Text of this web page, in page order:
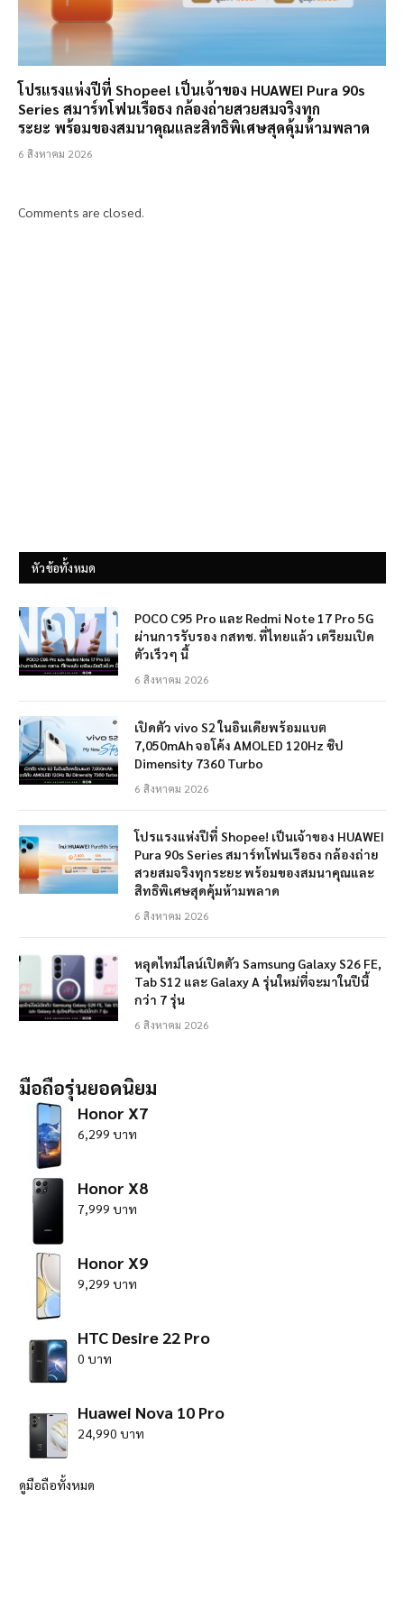
โปรแรงแห่งปีที่ Shopee! เป็นเจ้าของ HUAWEI Pura 90s
Series สมาร์ทโฟนเรือธง กล้องถ่ายสวยสมจริงทุก
ระยะ พร้อมของสมนาคุณและสิทธิพิเศษสุดคุ้มห้ามพลาด
6 สิงหาคม 2026
Comments are closed.
หัวข้อทั้งหมด
POCO C95 Pro และ Redmi Note 17 Pro 5G
ผ่านการรับรอง กสทช. ที่ไทยแล้ว เตรียมเปิด
ตัวเร็วๆ นี้
6 สิงหาคม 2026
เปิดตัว vivo S2 ในอินเดียพร้อมแบต
7,050mAh จอโค้ง AMOLED 120Hz ชิป
Dimensity 7360 Turbo
6 สิงหาคม 2026
โปรแรงแห่งปีที่ Shopee! เป็นเจ้าของ HUAWEI
Pura 90s Series สมาร์ทโฟนเรือธง กล้องถ่าย
สวยสมจริงทุกระยะ พร้อมของสมนาคุณและ
สิทธิพิเศษสุดคุ้มห้ามพลาด
6 สิงหาคม 2026
หลุดไทม์ไลน์เปิดตัว Samsung Galaxy S26 FE,
Tab S12 และ Galaxy A รุ่นใหม่ที่จะมาในปีนี้
กว่า 7 รุ่น
6 สิงหาคม 2026
มือถือรุ่นยอดนิยม
Honor X7
6,299 บาท
Honor X8
7,999 บาท
Honor X9
9,299 บาท
HTC Desire 22 Pro
0 บาท
Huawei Nova 10 Pro
24,990 บาท
ดูมือถือทั้งหมด